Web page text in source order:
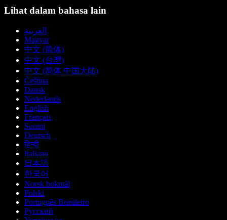
Lihat dalam bahasa lain
العربية
Magyar
中文 (简体)
中文 (台灣)
中文 (简体 中国大陆)
Čeština
Dansk
Nederlands
English
Français
Suomi
Deutsch
हिन्दी
Italiano
日本語
한국어
Norsk bokmål
Polski
Português Brasileiro
Русский